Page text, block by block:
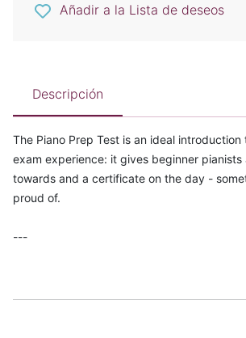
Añadir a la Lista de deseos
Descripción
The Piano Prep Test is an ideal introduction
exam experience: it gives beginner pianists
towards and a certificate on the day -
proud of.
---